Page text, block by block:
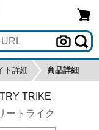
ト詳細 商品詳細
TRIKE
ートライク